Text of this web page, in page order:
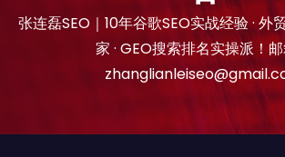
张连磊SEO｜10年谷歌SEO实战经验 · 外
家 · GEO搜索排名实操派！邮